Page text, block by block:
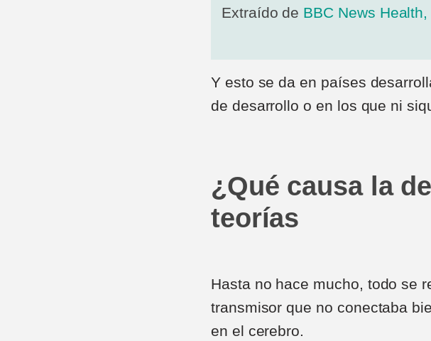
Extraído de BBC News
Y esto se da en países
de desarrollo o en los que ni
¿Qué causa la
teorías
Hasta no hace mucho, todo se
transmisor que no conectaba
en el cerebro.